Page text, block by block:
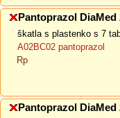
Pantoprazol
škatla s plastenko s 7
A02BC02 pantoprazol
Rp
Pantoprazol